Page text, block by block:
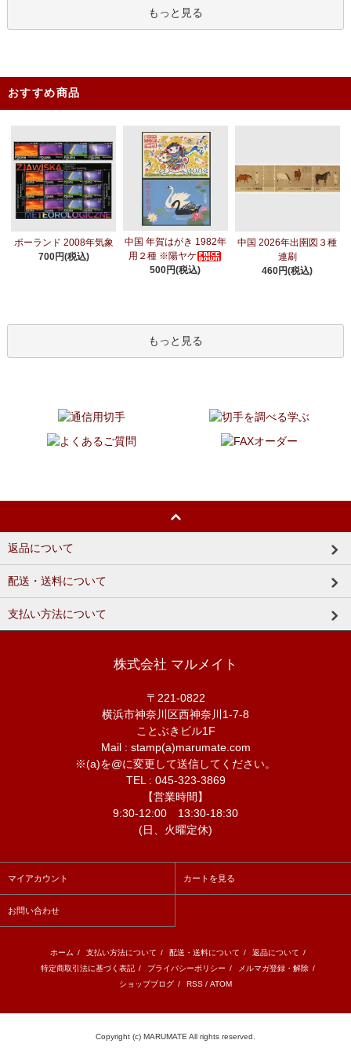
もっと見る
おすすめ商品
ポーランド 2008年気象
700円(税込)
中国 年賀はがき 1982年
用２種 ※陽ヤケ
500円(税込)
中国 2026年出圉図３種
連刷
460円(税込)
もっと見る
返品について
配送・送料について
支払い方法について
株式会社 マルメイト
〒221-0822
横浜市神奈川区西神奈川1-7-8
ことぶきビル1F
Mail : stamp(a)marumate.com
※(a)を@に変更して送信してください。
TEL : 045-323-3869
【営業時間】
9:30-12:00 13:30-18:30
(日、火曜定休)
マイアカウント カートを見る
お問い合わせ
ホーム / 支払い方法について / 配送・送料について / 返品について /
特定商取引法に基づく表記 / プライバシーポリシー / メルマガ登録・解除 /
ショップブログ / RSS / ATOM
Copyright (c) MARUMATE All rights reserved.